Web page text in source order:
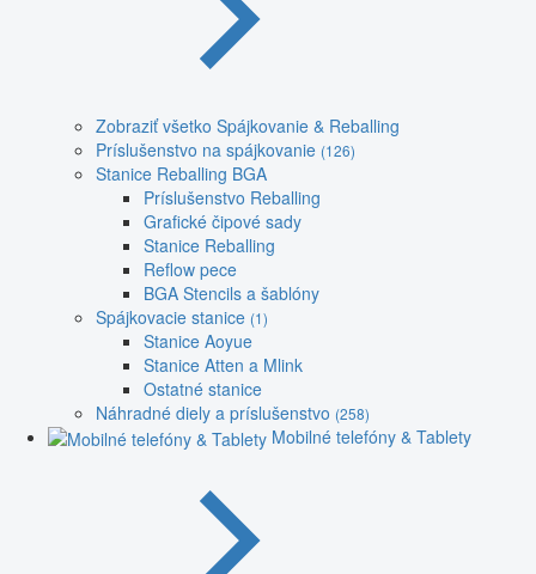
Zobraziť všetko Spájkovanie & Reballing
Príslušenstvo na spájkovanie (126)
Stanice Reballing BGA
Príslušenstvo Reballing
Grafické čipové sady
Stanice Reballing
Reflow pece
BGA Stencils a šablóny
Spájkovacie stanice (1)
Stanice Aoyue
Stanice Atten a Mlink
Ostatné stanice
Náhradné diely a príslušenstvo (258)
Mobilné telefóny & Tablety